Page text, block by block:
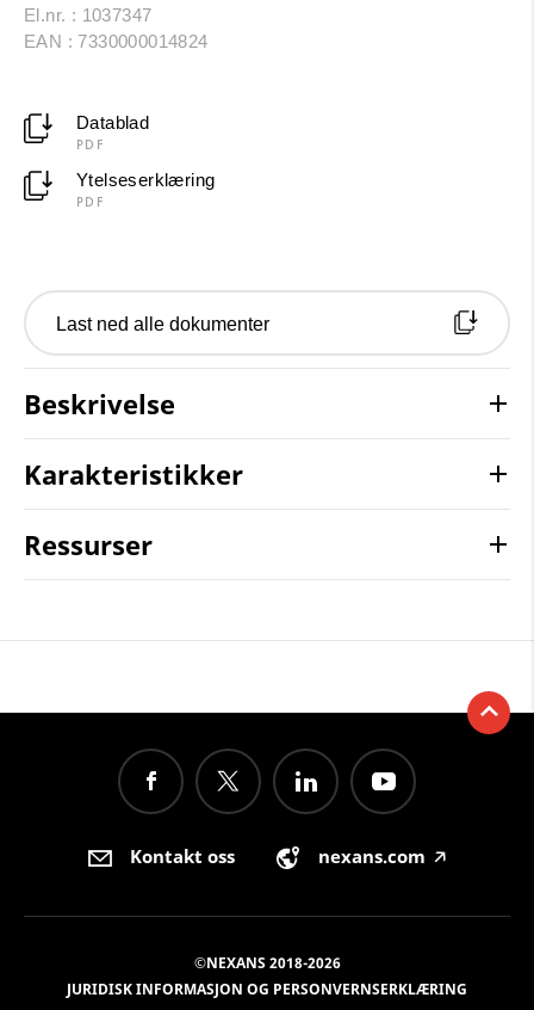
El.nr. : 1037347
EAN : 7330000014824
Datablad
PDF
Ytelseserklæring
PDF
Last ned alle dokumenter
Beskrivelse
Karakteristikker
Ressurser
Kontakt oss nexans.com 🡥
©NEXANS 2018-2026
JURIDISK INFORMASJON OG PERSONVERNSERKLÆRING